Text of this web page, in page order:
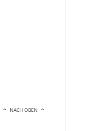
NACH OBEN